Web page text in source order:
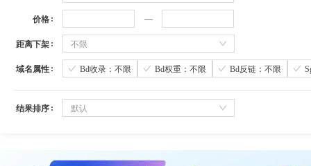
价格
距离下架 不限
域名属性 Bd收录：不限 Bd权重：不限 Bd反链：不限
结果排序 默认